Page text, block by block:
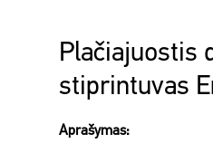
Plačiajuostis
stiprintuvas
Aprašymas: